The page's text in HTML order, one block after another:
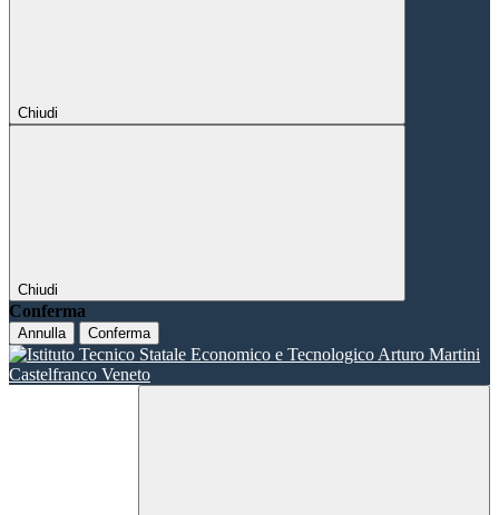
Chiudi
Chiudi
Conferma
Annulla Conferma